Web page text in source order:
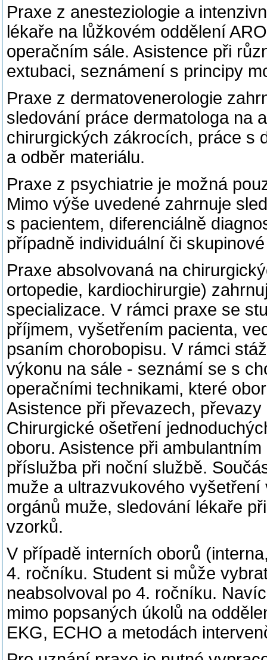
Praxe z anesteziologie a
lékaře na lůžkovém oddělení
operačním sále. Asistence při
extubaci, seznámení s principy
Praxe z dermatovenerologie
sledování práce dermatologa na
chirurgických zákrocích, práce s
a odběr materiálu.
Praxe z psychiatrie je možná
Mimo výše uvedené zahrnuje
s pacientem, diferenciálně
případně individuální či
Praxe absolvovaná na
ortopedie, kardiochirurgie)
specializace. V rámci praxe se
příjmem, vyšetřením pacienta,
psaním chorobopisu. V rámci
výkonu na sále - seznámí se s
operačními technikami, které
Asistence při převazech,
Chirurgické ošetření
oboru. Asistence při
příslužba při noční službě.
muže a ultrazvukového
orgánů muže, sledování lékaře
vzorků.
V případě interních oborů
4. ročníku. Student si může
neabsolvoval po 4. ročníku.
mimo popsaných úkolů na
EKG, ECHO a metodách